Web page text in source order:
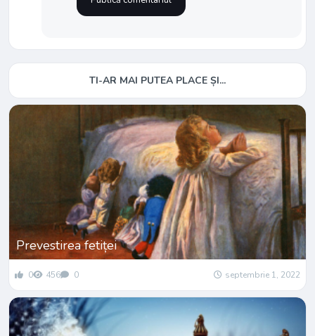
TI-AR MAI PUTEA PLACE ȘI...
Prevestirea fetiței
0 456 0 septembrie 1, 2022